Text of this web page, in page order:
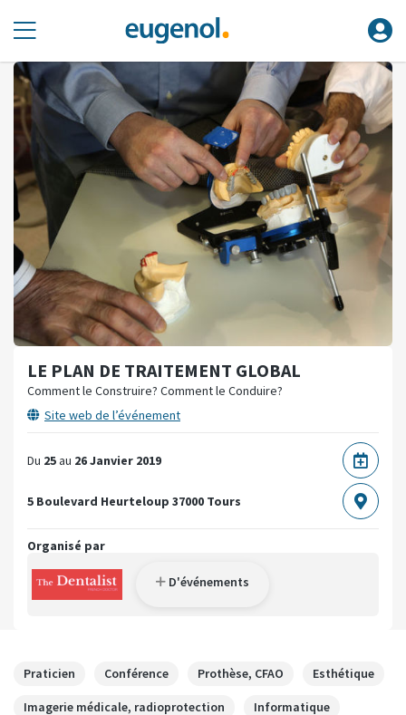
LE PLAN DE TRAITEMENT GLOBAL
Comment le Construire? Comment le Conduire?
Site web de l’événement
Du 25au 26 Janvier 2019
5 Boulevard Heurteloup 37000 Tours
Organisé par
D'événements
Praticien Conférence Prothèse, CFAO Esthétique
Imagerie médicale, radioprotection Informatique